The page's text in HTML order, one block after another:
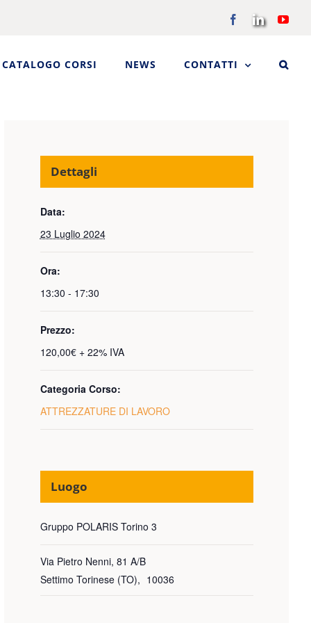
FacebookLinkedIn
CATALOGO CORSI NEWS CONTATTI
Dettagli
Data:
23 Luglio 2024
Ora:
13:30 - 17:30
Prezzo:
120,00€ + 22% IVA
Categoria Corso:
ATTREZZATURE DI LAVORO
Luogo
Gruppo POLARIS Torino 3
Via Pietro Nenni, 81 A/B
Settimo Torinese (TO), 10036